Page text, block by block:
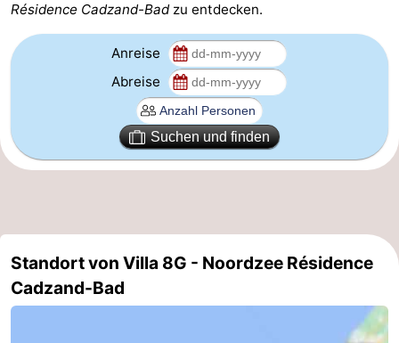
Zoutelande
-
Vlissingen
-
Vlaanderen
-
Nieuwvliet
Sluis
-
Cadzand-
-
Résidence Cadzand-Badzu entdecken.
Anreise
Abreise
Suchen und finden
Standort von Villa 8G - Noordzee Résidence
Cadzand-Bad